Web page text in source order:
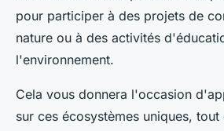
pour participer à des projets de
nature ou à des activités
l'environnement.
Cela vous donnera l'occasion
sur ces écosystèmes uniques,